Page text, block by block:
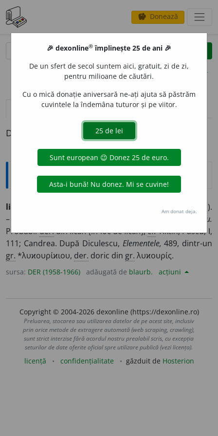
savings Donează
clear
opțiuni
definiții (1) pronunțievolume_up (19)
Definiția cu ID-ul 501602:
Etimologice
licur
Insectă (Lampyris noctiluca).
–
licuriciu.
Probabilder.dinlicuri(în loc delicări),cf.Tiktin; Pascu, I,
111; Candrea. După Diculescu, Elementele, 489, dintr-un
gr. *λυϰουρίϰιου, der. doric din gr. λυϰουρίς.
sursa: DER (1958-1966) adăugată de blaurb. acțiuni
Copyright © 2004-2026 dexonline (https://dexonline.ro)
Preluarea, stocarea sau utilizarea datelor de pe acest site, inclusiv
prin orice metode de extragere automată (web scraping, crawling),
sunt strict interzise fără acordul nostru prealabil scris, cu excepția
seturilor de date oferite oficial spre utilizare publică (vezi licența).
licență confidențialitate găzduit de Hosterion
🎉 dexonline® împlinește 25 de ani 🎉
De un sfert de secol suntem aici, gratuit, zi de zi,
pentru milioane de căutări.
Cu o mică donație aniversară ne-ați ajuta să păstrăm
cuvintele la îndemâna tuturor și pe viitor.
Am donat deja.